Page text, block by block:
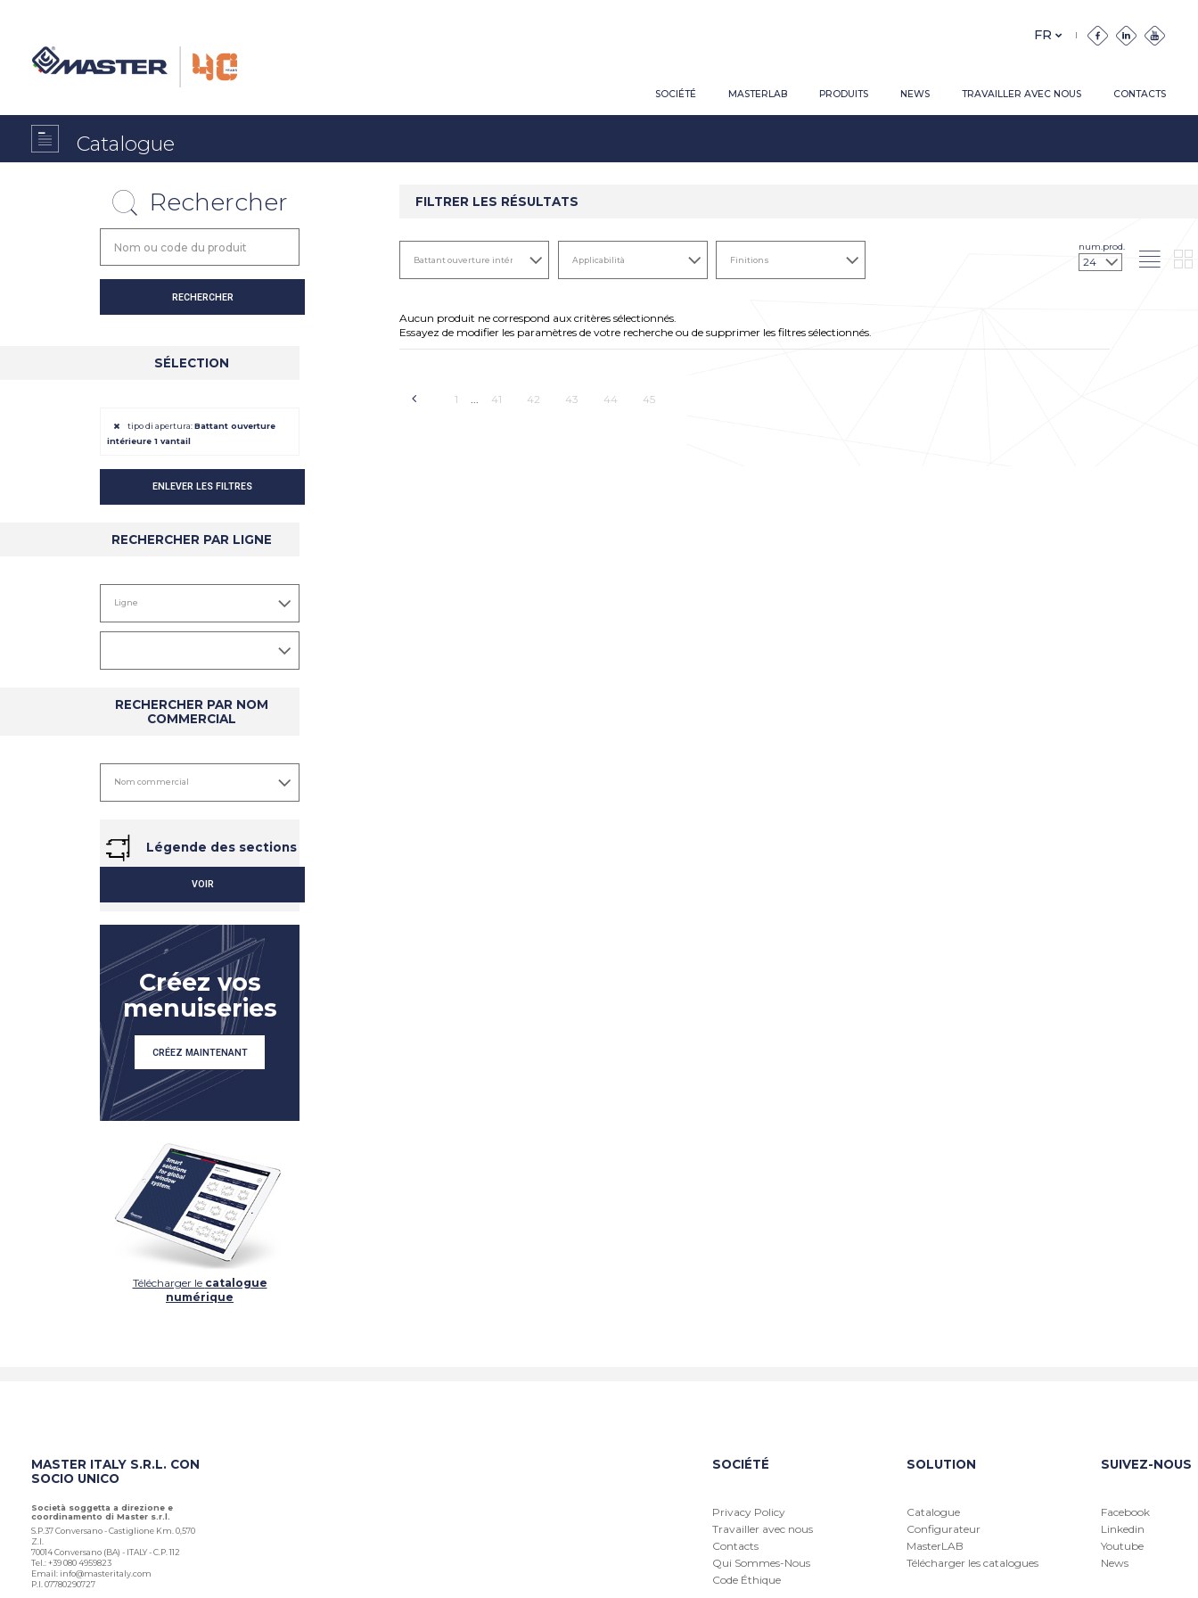
SOCIÉTÉ MASTERLAB PRODUITS NEWS TRAVAILLER AVEC NOUS CONTACTS
Catalogue
Rechercher
SÉLECTION
tipo di apertura:Battant ouverture
intérieure 1 vantail
ENLEVER LES FILTRES
RECHERCHER PAR LIGNE
RECHERCHER PAR NOM
COMMERCIAL
Légende des sections
VOIR
Créez vos
menuiseries
CRÉEZ MAINTENANT
Télécharger le catalogue
numérique
FILTRER LES RÉSULTATS
num.prod.
Aucun produit ne correspond aux critères sélectionnés.
Essayez de modifier les paramètres de votre recherche ou de supprimer les filtres sélectionnés.
1 41 42 43 44 45
MASTER ITALY S.R.L. CON
SOCIO UNICO
Società soggetta a direzione e
coordinamento di Master s.r.l.
S.P.37 Conversano - Castiglione Km. 0,570
Z.I.
70014 Conversano (BA) - ITALY - C.P. 112
Tel.: +39 080 4959823
Email: info@masteritaly.com
P.I. 07780290727
SOCIÉTÉ
Privacy Policy
Travailler avec nous
Contacts
Qui Sommes-Nous
Code Éthique
SOLUTION
Catalogue
Configurateur
MasterLAB
Télécharger les catalogues
SUIVEZ-NOUS
Facebook
Linkedin
Youtube
News